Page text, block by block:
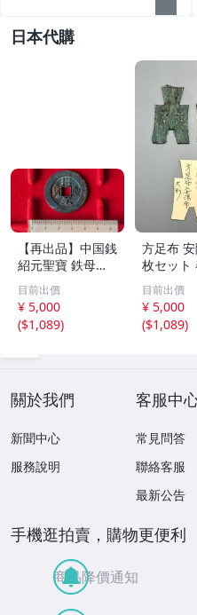
日本代購
【再出品】中国銭
紹元聖寶 鉄母
銭？
目前出價
¥ 5,000
($1,089)
方足布
枚セット
国時代 中
銭貨 布貨
銭 古銭
ョン 貨幣
目前出價
¥ 5,000
($1,089)
關於我們
新聞中心
服務說明
客服中
常見問答
聯絡客服
最新公告
手機逛拍賣，購物更便利
商品降價通知